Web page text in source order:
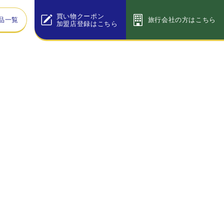
一覧
買い物クーポン
加盟店登録はこちら
旅行会社の方はこちら